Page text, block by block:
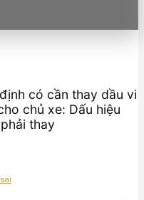
có cần thay dầu vi
chủ xe: Dấu hiệu
thay